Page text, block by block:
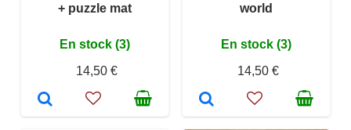
+ puzzle mat
En stock (3)
14,50 €
world
En stock (3)
14,50 €